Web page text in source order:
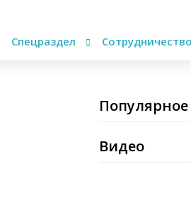
Спецраздел Сотрудничество
Популярное
Видео